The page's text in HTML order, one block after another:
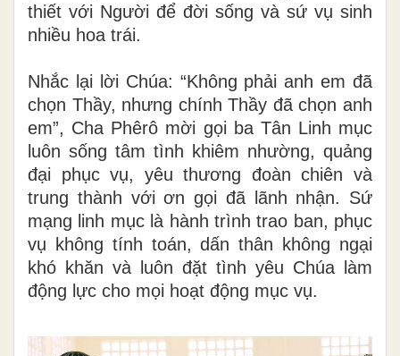
thiết với Người để đời sống và sứ vụ sinh
nhiều hoa trái.
Nhắc lại lời Chúa: “Không phải anh em đã
chọn Thầy, nhưng chính Thầy đã chọn anh
em”, Cha Phêrô mời gọi ba Tân Linh mục
luôn sống tâm tình khiêm nhường, quảng
đại phục vụ, yêu thương đoàn chiên và
trung thành với ơn gọi đã lãnh nhận. Sứ
mạng linh mục là hành trình trao ban, phục
vụ không tính toán, dấn thân không ngại
khó khăn và luôn đặt tình yêu Chúa làm
động lực cho mọi hoạt động mục vụ.